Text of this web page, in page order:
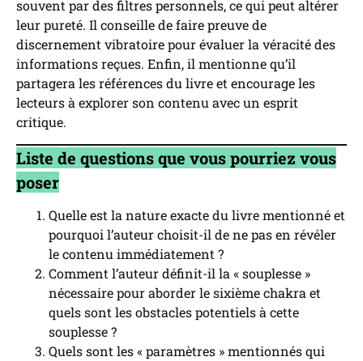
souvent par des filtres personnels, ce qui peut altérer
leur pureté. Il conseille de faire preuve de
discernement vibratoire pour évaluer la véracité des
informations reçues. Enfin, il mentionne qu’il
partagera les références du livre et encourage les
lecteurs à explorer son contenu avec un esprit
critique.
Liste de questions que vous pourriez vous
poser
Quelle est la nature exacte du livre mentionné et
pourquoi l’auteur choisit-il de ne pas en révéler
le contenu immédiatement ?
Comment l’auteur définit-il la « souplesse »
nécessaire pour aborder le sixième chakra et
quels sont les obstacles potentiels à cette
souplesse ?
Quels sont les « paramètres » mentionnés qui